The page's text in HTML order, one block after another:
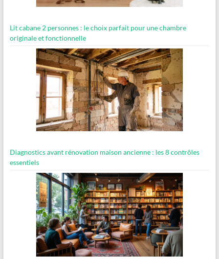
Lit cabane 2 personnes : le choix parfait pour une chambre
originale et fonctionnelle
Diagnostics avant rénovation maison ancienne : les 8 contrôles
essentiels